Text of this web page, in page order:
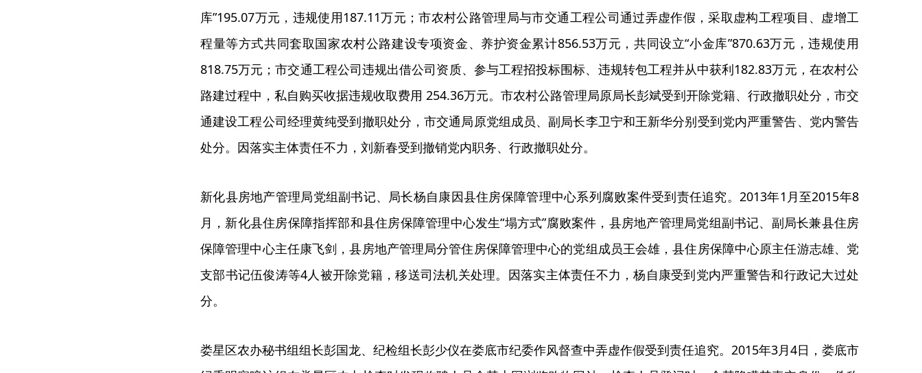
库”195.07万元，违规使用187.11万元；市农村公路管理局与市交通工程公司通过弄虚作假，采取虚构工程项目、虚增工
程量等方式共同套取国家农村公路建设专项资金、养护资金累计856.53万元，共同设立“小金库”870.63万元，违规使用
818.75万元；市交通工程公司违规出借公司资质、参与工程招投标围标、违规转包工程并从中获利182.83万元，在农村公
路建过程中，私自购买收据违规收取费用 254.36万元。市农村公路管理局原局长彭斌受到开除党籍、行政撤职处分，市交
通建设工程公司经理黄纯受到撤职处分，市交通局原党组成员、副局长李卫宁和王新华分别受到党内严重警告、党内警告
处分。因落实主体责任不力，刘新春受到撤销党内职务、行政撤职处分。
新化县房地产管理局党组副书记、局长杨自康因县住房保障管理中心系列腐败案件受到责任追究。2013年1月至2015年8
月，新化县住房保障指挥部和县住房保障管理中心发生“塌方式”腐败案件，县房地产管理局党组副书记、副局长兼县住房
保障管理中心主任康飞剑，县房地产管理局分管住房保障管理中心的党组成员王会雄，县住房保障中心原主任游志雄、党
支部书记伍俊涛等4人被开除党籍，移送司法机关处理。因落实主体责任不力，杨自康受到党内严重警告和行政记大过处
分。
娄星区农办秘书组组长彭国龙、纪检组长彭少仪在娄底市纪委作风督查中弄虚作假受到责任追究。2015年3月4日，娄底市